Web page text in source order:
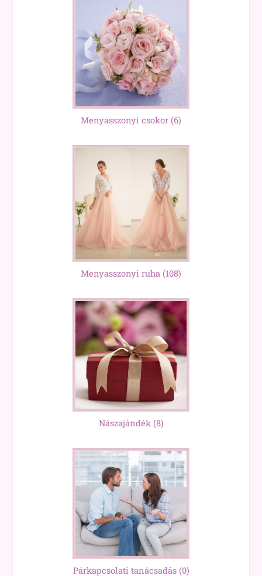
Menyasszonyi csokor (6)
Menyasszonyi ruha (108)
Nászajándék(8)
Párkapcsolati tanácsadás(0)